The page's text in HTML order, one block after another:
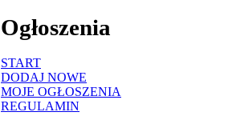
Ogłoszenia
START
DODAJ NOWE
MOJE OGŁOSZENIA
REGULAMIN